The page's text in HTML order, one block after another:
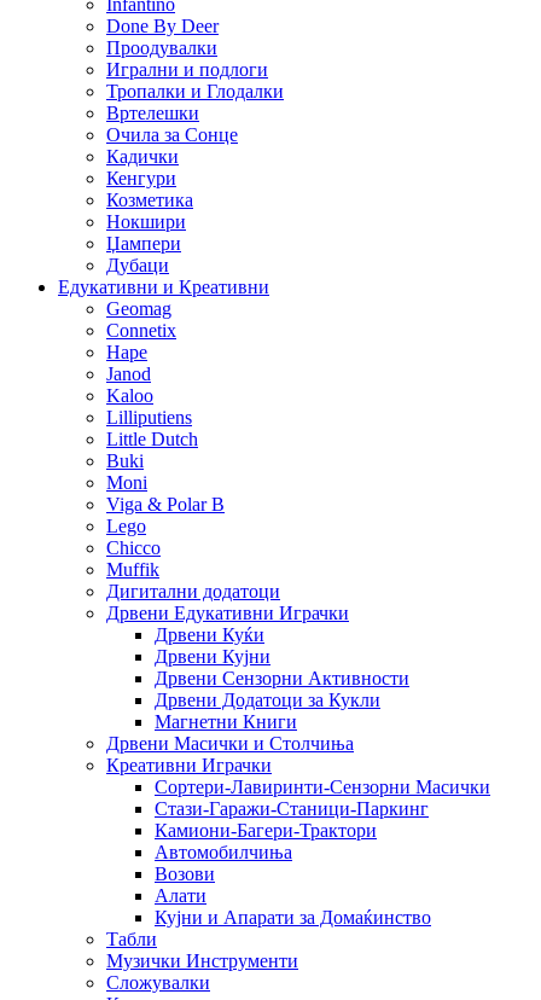
Infantino
Done By Deer
Проодувалки
Игрални и подлоги
Тропалки и Глодалки
Вртелешки
Очила за Сонце
Кадички
Кенгури
Козметика
Нокшири
Џампери
Дубаци
Едукативни и Креативни
Geomag
Connetix
Hape
Janod
Kaloo
Lilliputiens
Little Dutch
Buki
Moni
Viga & Polar B
Lego
Chicco
Muffik
Дигитални додатоци
Дрвени Едукативни Играчки
Дрвени Куќи
Дрвени Кујни
Дрвени Сензорни Активности
Дрвени Додатоци за Кукли
Магнетни Книги
Дрвени Масички и Столчиња
Креативни Играчки
Сортери-Лавиринти-Сензорни Масички
Стази-Гаражи-Станици-Паркинг
Камиони-Багери-Трактори
Автомобилчиња
Возови
Алати
Кујни и Апарати за Домаќинство
Табли
Музички Инструменти
Сложувалки